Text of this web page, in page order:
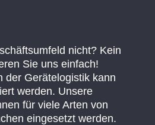
nicht? Kein
Sie uns einfach!
der Gerätelogistik kann
werden. Unsere
für viele Arten von
eingesetzt werden.